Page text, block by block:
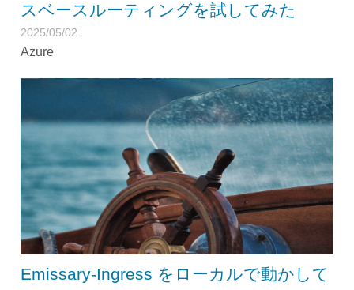
スベースルーティングを試してみた
2025/05/02
Azure
Emissary-Ingress をローカルで動かして